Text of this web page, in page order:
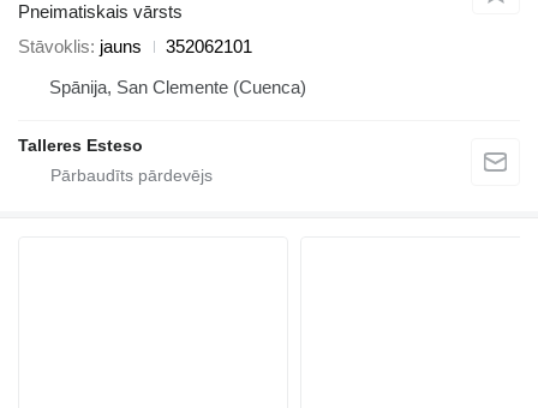
Pneimatiskais vārsts
Stāvoklis jauns
352062101
Spānija, San Clemente (Cuenca)
Talleres Esteso